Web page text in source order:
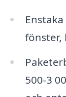
fönster,
500-3